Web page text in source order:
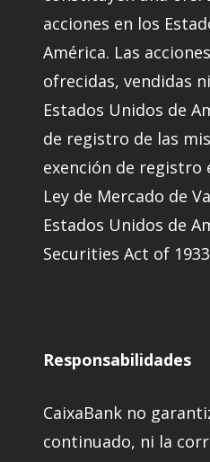
acciones en los
América. Las
ofrecidas, vendidas
Estados Unidos de
de registro de las
exención de registro
Ley de Mercado de
Estados Unidos de
Securities Act of
Responsabilidades
CaixaBank no
continuado, ni la